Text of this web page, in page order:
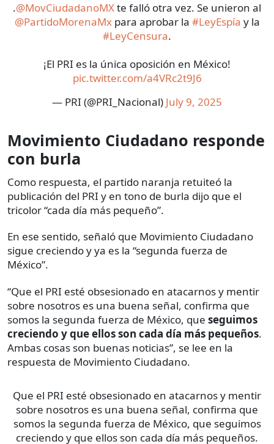
.@MovCiudadanoMXte falló otra vez. Se unieron al
@PartidoMorenaMxpara aprobar la #LeyEspía y la
#LeyCensura.
¡El PRI es la única oposición en México!
pic.twitter.com/a4VRc2t9J6
— PRI (@PRI_Nacional) July 9, 2025
Movimiento Ciudadano responde
con burla
Como respuesta, el partido naranja retuiteó la
publicación del PRI y en tono de burla dijo que el
tricolor “cada día más pequeño”.
En ese sentido, señaló que Movimiento Ciudadano
sigue creciendo y ya es la “segunda fuerza de
México”.
“Que el PRI esté obsesionado en atacarnos y mentir
sobre nosotros es una buena señal, confirma que
somos la segunda fuerza de México, que seguimos
creciendo y que ellos son cada día más pequeños.
Ambas cosas son buenas noticias”, se lee en la
respuesta de Movimiento Ciudadano.
Que el PRI esté obsesionado en atacarnos y mentir
sobre nosotros es una buena señal, confirma que
somos la segunda fuerza de México, que seguimos
creciendo y que ellos son cada día más pequeños.